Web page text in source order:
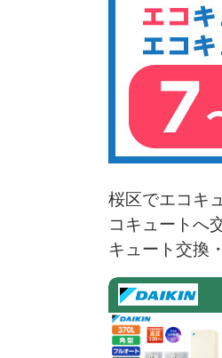
桜区でエコキ
コキュートへ
キュート交換